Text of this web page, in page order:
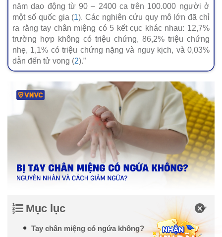
năm dao động từ 90 – 2400 ca trên 100.000 người ở
một số quốc gia (1). Các nghiên cứu quy mô lớn đã chỉ
ra rằng tay chân miệng có 5 kết cục khác nhau: 12,7%
trường hợp không có triệu chứng, 86,2% triệu chứng
nhẹ, 1,1% có triệu chứng nặng và nguy kịch, và 0,03%
dẫn đến tử vong (2).”
Mục lục
Tay chân miệng có ngứa không?
×